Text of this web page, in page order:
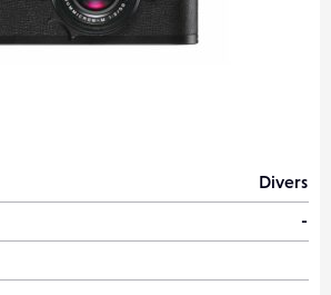
Divers
-